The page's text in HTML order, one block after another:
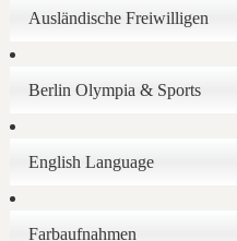
Ausländische Freiwilligen
Berlin Olympia & Sports
English Language
Farbaufnahmen